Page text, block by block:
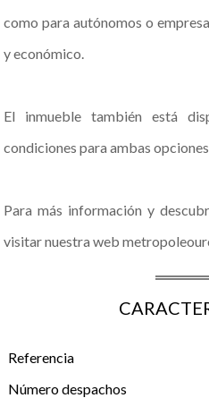
como para autónomos o
y económico.
El inmueble también está
condiciones para ambas
Para más información y
visitar nuestra web
Referencia
Número despachos